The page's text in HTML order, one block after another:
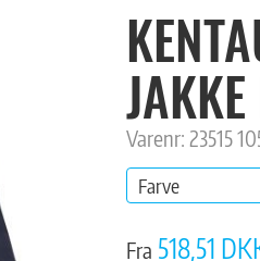
Varenr: 23515
Farve
Fra 518,51